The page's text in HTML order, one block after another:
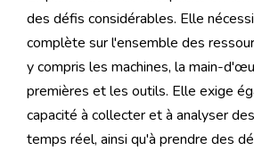
des défis considérables. Elle
complète sur l'ensemble des
y compris les machines, la main-
premières et les outils. Elle exige
capacité à collecter et à analyser
temps réel, ainsi qu'à prendre des